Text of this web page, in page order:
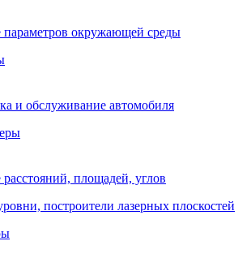
параметров окружающей среды
и обслуживание автомобиля
площадей, углов
построители лазерных плоскостей